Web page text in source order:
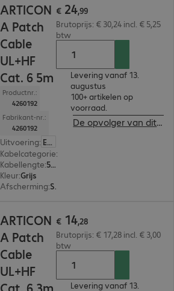
ARTICON
A Patch
Cable
UL+HF
Cat. 6 5m
Productnr.:
4260192
Fabrikant-nr.:
4260192
Uitvoering: Europa
Kabelcategorie:
Kabellengte: 5 m
Kleur:Grijs
Afscherming: S/FTP (PIMF)
€ 24,99
Brutoprijs: € 30,24 incl. € 5,25
btw
Levering vanaf 13.
augustus
100+ artikelen op
voorraad.
De opvolger van dit product bekijken
ARTICON
A Patch
Cable
UL+HF
Cat. 6 3m
€ 14,28
Brutoprijs: € 17,28 incl. € 3,00
btw
Levering vanaf 13.